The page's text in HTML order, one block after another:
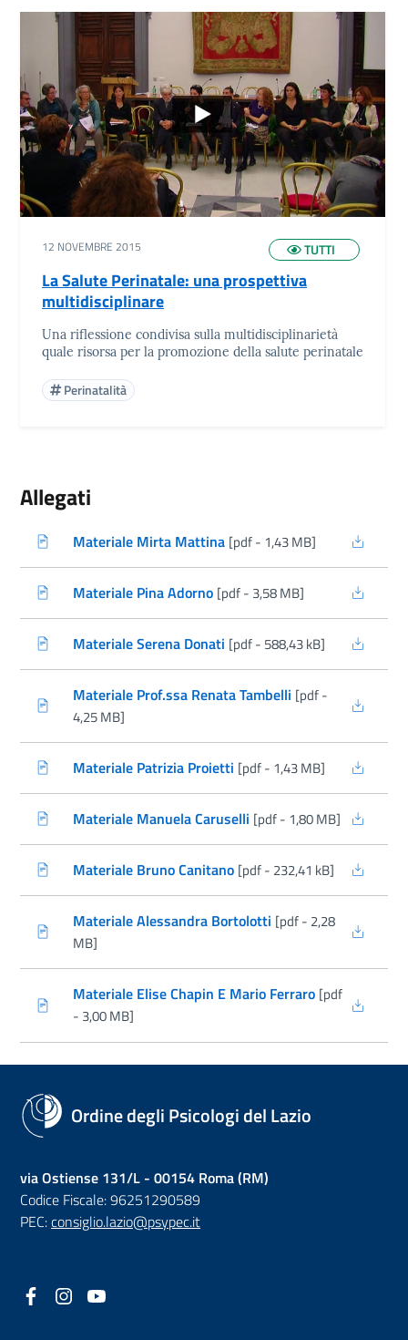
TUTTI
12 NOVEMBRE 2015
La Salute Perinatale: una prospettiva
multidisciplinare
Una riflessione condivisa sulla multidisciplinarietà
quale risorsa per la promozione della salute perinatale
Perinatalità
Allegati
Materiale Mirta Mattina [pdf - 1,43 MB]
(nuova scheda - new tab)
Materiale Pina Adorno [pdf - 3,58 MB]
(nuova scheda - new tab)
Materiale Serena Donati [pdf - 588,43 kB]
(nuova scheda - new tab)
Materiale Prof.ssa Renata Tambelli [pdf -
4,25 MB]
(nuova scheda - new tab)
Materiale Patrizia Proietti [pdf - 1,43 MB]
(nuova scheda - new tab)
Materiale Manuela Caruselli [pdf - 1,80 MB]
(nuova scheda - new tab)
Materiale Bruno Canitano [pdf - 232,41 kB]
(nuova scheda - new tab)
Materiale Alessandra Bortolotti [pdf - 2,28
MB]
(nuova scheda - new tab)
Materiale Elise Chapin E Mario Ferraro [pdf
- 3,00 MB]
(nuova scheda - new tab)
Ordine degli Psicologi del Lazio
via Ostiense 131/L - 00154 Roma (RM)
Codice Fiscale: 96251290589
PEC:consiglio.lazio@psypec.it
Facebook
(nuova scheda - new tab)
Instagram
(nuova scheda - new tab)